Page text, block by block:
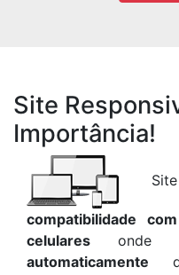
Site
Importância!
compatibilidade
celulares onde
automaticamente